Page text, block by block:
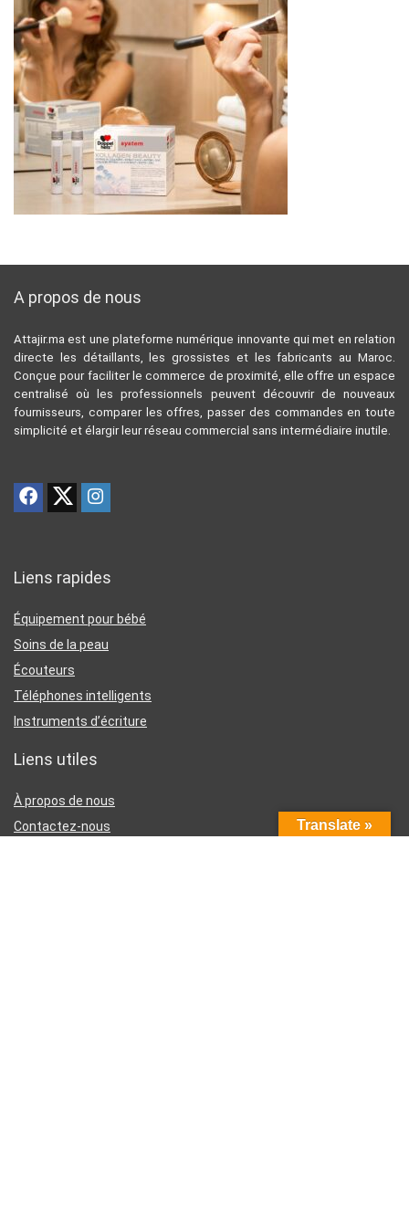
A propos de nous
Attajir.ma est une plateforme numérique innovante qui met en relation
directe les détaillants, les grossistes et les fabricants au Maroc.
Conçue pour faciliter le commerce de proximité, elle offre un espace
centralisé où les professionnels peuvent découvrir de nouveaux
fournisseurs, comparer les offres, passer des commandes en toute
simplicité et élargir leur réseau commercial sans intermédiaire inutile.
Liens rapides
Équipement pour bébé
Soins de la peau
Écouteurs
Téléphones intelligents
Instruments d’écriture
Liens utiles
À propos de nous
Contactez-nous
Translate »